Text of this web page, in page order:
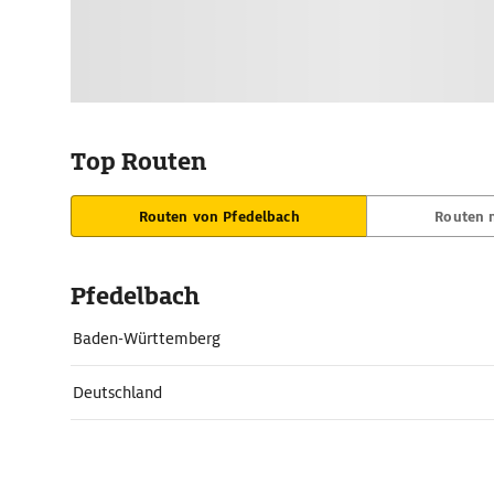
Top Routen
Routen von Pfedelbach Routen
Pfedelbach
Baden-Württemberg
Deutschland